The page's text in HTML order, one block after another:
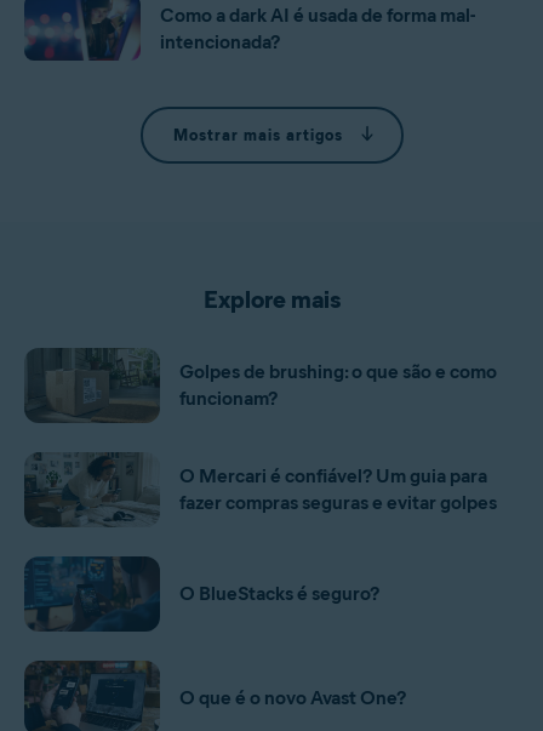
Como a dark AI é usada de forma mal-
intencionada?
Mostrar mais artigos
Explore mais
Golpes de brushing: o que são e como
funcionam?
O Mercari é confiável? Um guia para
fazer compras seguras e evitar golpes
O BlueStacks é seguro?
O que é o novo Avast One?